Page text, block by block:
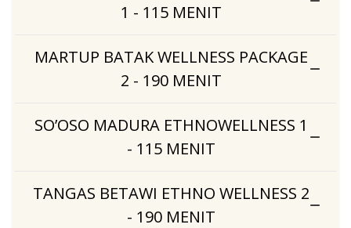
1 - 115 MENIT
MARTUP BATAK WELLNESS PACKAGE
2 - 190 MENIT
SO’OSO MADURA ETHNOWELLNESS 1
- 115 MENIT
TANGAS BETAWI ETHNO WELLNESS 2
- 190 MENIT